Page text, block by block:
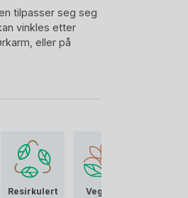
tilpasser seg seg
vinkles etter
eller på
mot hverandre.
(FSC) Bøketre
trygghet. Fra
Resirkulert
Vegansk